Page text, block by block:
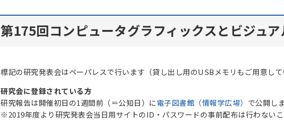
第175回コンピュータグラフィックスとビジュ
標記の研究発表会はペーパレスで行います（貸し出し用のUSBメモリもご用意して
研究会に登録されている方
研究報告は開催初日の1週間前（＝公知日）に電子図書館（情報学広場） で公開し
※2019年度より研究発表会当日用サイトのID・パスワードの事前配布は行わない